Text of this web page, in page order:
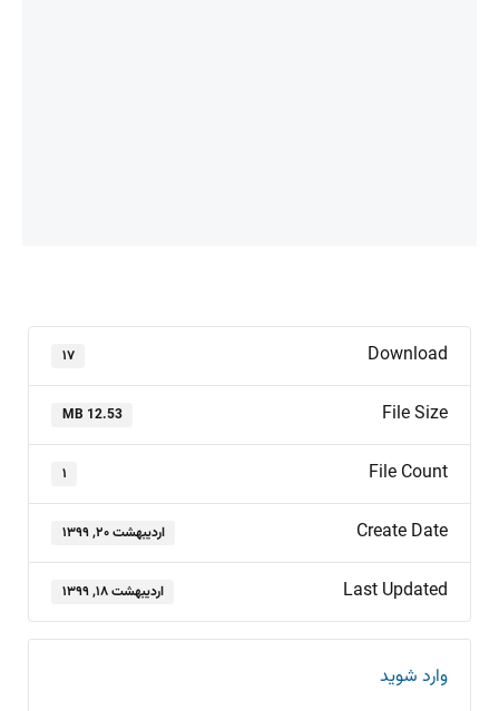
Download ۱۷
File Size
12.53 MB
File Count ۱
Create Date اردیبهشت ۲۰, ۱۳۹۹
Last Updated اردیبهشت ۱۸, ۱۳۹۹
وارد شوید